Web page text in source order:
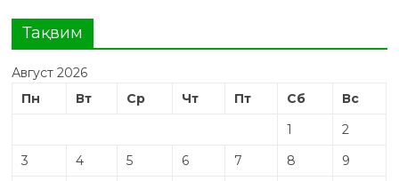
Тақвим
Август 2026
Пн
Вт Ср Чт Пт Сб
Вс
1
2
3
4 5 6 7 8
9